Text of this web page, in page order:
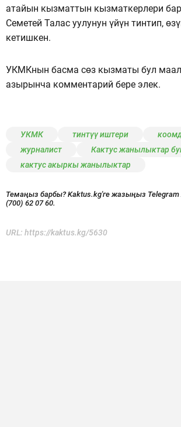
атайын кызматтын кызматкерлери
Семетей Талас уулунун үйүн тинтип,
кетишкен.
УКМКнын басма сөз кызматы бул
азырынча комментарий бере элек.
УКМК тинтүү иштери
журналист
Кактус жанылыктар
кактус акыркы жанылыктар
Темаңыз барбы? Kaktus.kg'ге жазыңыз Telegram
(700) 62 07 60.
URL: https://kaktus.kg/5630